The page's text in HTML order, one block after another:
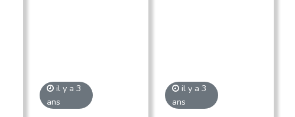
il y a 3
ans
il y a 3
ans